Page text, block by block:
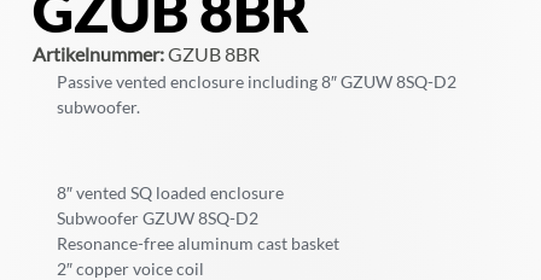
Artikelnummer:GZUB 8BR
Passive vented enclosure including 8″ GZUW 8SQ-D2
subwoofer.
8″ vented SQ loaded enclosure
Subwoofer GZUW 8SQ-D2
Resonance-free aluminum cast basket
2″ copper voice coil